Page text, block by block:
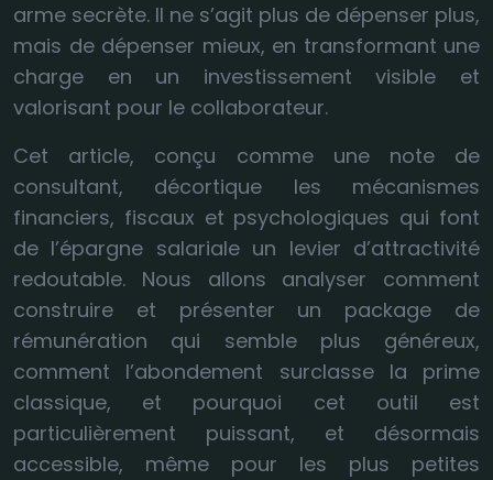
arme secrète. Il ne s’agit plus de dépenser plus,
mais de dépenser mieux, en transformant une
charge en un investissement visible et
valorisant pour le collaborateur.
Cet article, conçu comme une note de
consultant, décortique les mécanismes
financiers, fiscaux et psychologiques qui font
de l’épargne salariale un levier d’attractivité
redoutable. Nous allons analyser comment
construire et présenter un package de
rémunération qui semble plus généreux,
comment l’abondement surclasse la prime
classique, et pourquoi cet outil est
particulièrement puissant, et désormais
accessible, même pour les plus petites